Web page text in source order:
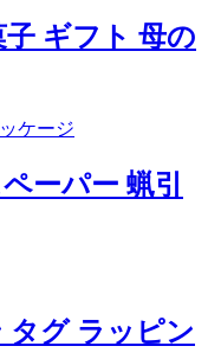
ギフト 母の
ーパー 蝋引
タグ ラッピン